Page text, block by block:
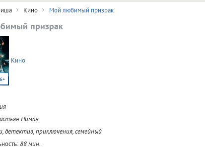
Кино Мой любимый призрак
призрак
6+
Кино
Ниман
детектив, приключения, семейный
88 мин.